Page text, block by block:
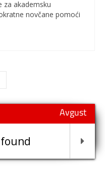
za akademsku
novčane pomoći
Avgust